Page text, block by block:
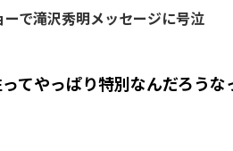
ーで滝沢秀明メッセージに号泣
てやっぱり特別なんだろうな